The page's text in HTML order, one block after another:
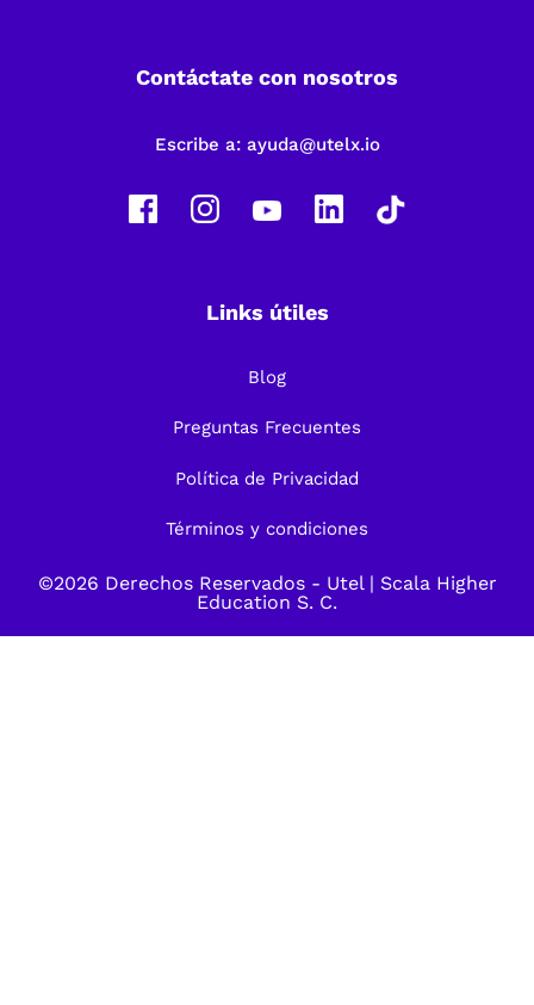
Contáctate con nosotros
Escribe a: ayuda@utelx.io
Links útiles
Blog
Preguntas Frecuentes
Política de Privacidad
Términos y condiciones
©2026 Derechos Reservados - Utel | Scala Higher
Education S. C.